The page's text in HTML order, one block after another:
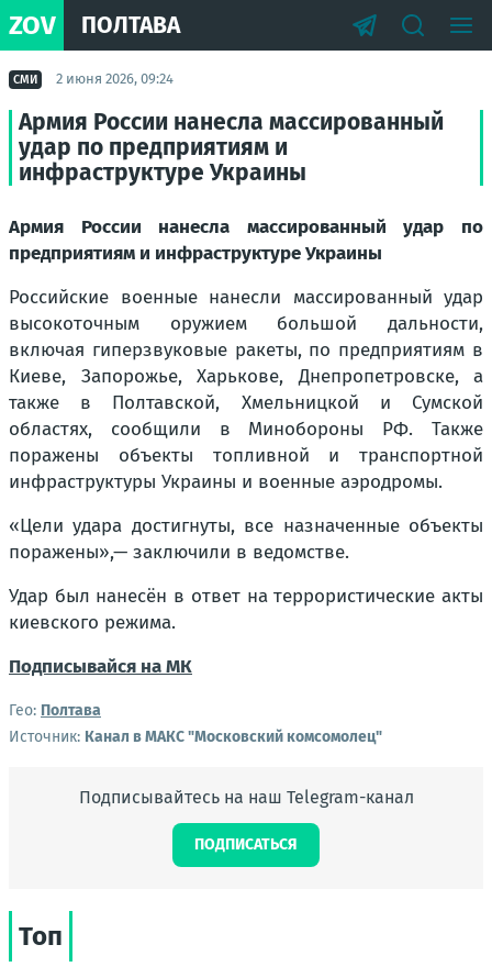
ZOV ПОЛТАВА
СМИ 2 июня 2026, 09:24
Армия России нанесла массированный
удар по предприятиям и
инфраструктуре Украины
Армия России нанесла массированный удар по
предприятиям и инфраструктуре Украины
Российские военные нанесли массированный удар
высокоточным оружием большой дальности,
включая гиперзвуковые ракеты, по предприятиям в
Киеве, Запорожье, Харькове, Днепропетровске, а
также в Полтавской, Хмельницкой и Сумской
областях, сообщили в Минобороны РФ. Также
поражены объекты топливной и транспортной
инфраструктуры Украины и военные аэродромы.
«Цели удара достигнуты, все назначенные объекты
поражены»,— заключили в ведомстве.
Удар был нанесён в ответ на террористические акты
киевского режима.
Подписывайся на МК
Гео: Полтава
Источник: Канал в МАКС "Московский комсомолец"
Подписывайтесь на наш Telegram-канал
ПОДПИСАТЬСЯ
Топ